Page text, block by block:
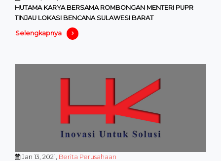
HUTAMA KARYA BERSAMA ROMBONGAN MENTERI PUPR
TINJAU LOKASI BENCANA SULAWESI BARAT
Selengkapnya
Jan 13, 2021, Berita Perusahaan